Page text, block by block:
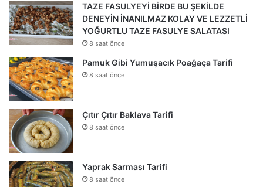
TAZE FASULYEYİ BİRDE BU ŞEKİLDE
DENEYİN İNANILMAZ KOLAY VE LEZZETLİ
YOĞURTLU TAZE FASULYE SALATASI
8 saat önce
Pamuk Gibi Yumuşacık Poağaça Tarifi
8 saat önce
Çıtır Çıtır Baklava Tarifi
8 saat önce
Yaprak Sarması Tarifi
8 saat önce